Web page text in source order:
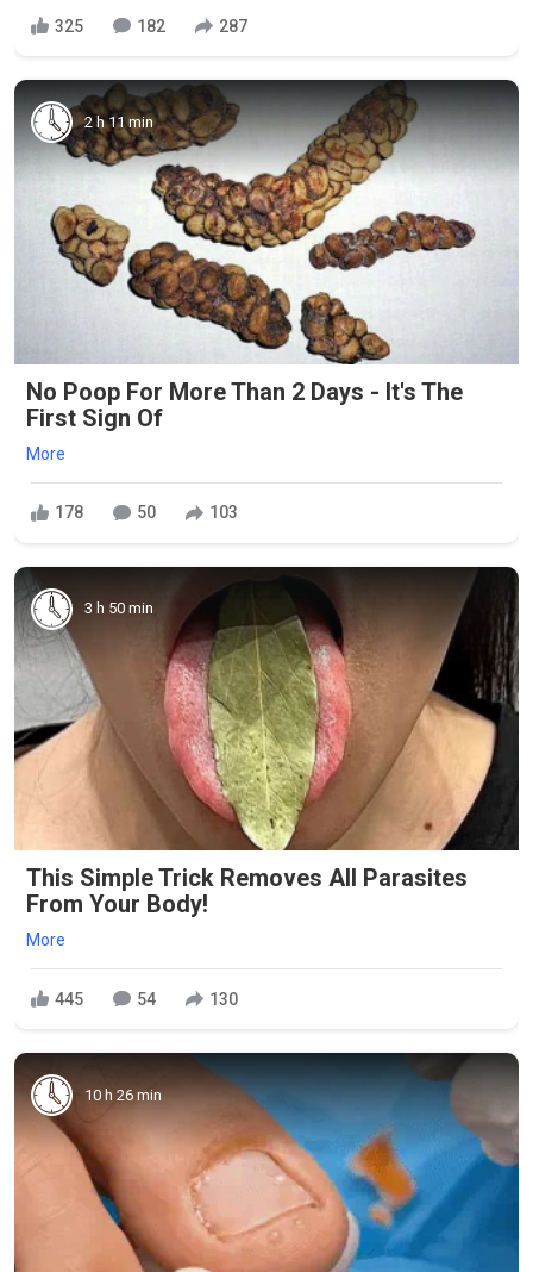
325 182 287
2 h 11 min
No Poop For More Than 2 Days - It's The
First Sign Of
More
178 50 103
3 h 50 min
This Simple Trick Removes All Parasites
From Your Body!
More
445 54 130
10 h 26 min